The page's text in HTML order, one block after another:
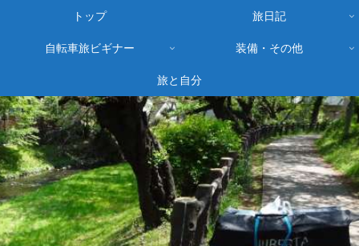
トップ 旅日記
自転車旅ビギナー 装備・その他
旅と自分